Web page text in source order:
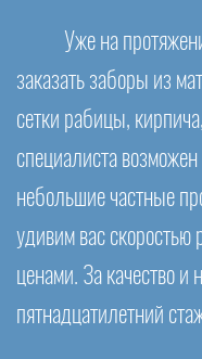
Уже на
заказать заборы из
сетки рабицы,
специалиста
небольшие частные
удивим вас
ценами. За качество и
пятнадцатилетний